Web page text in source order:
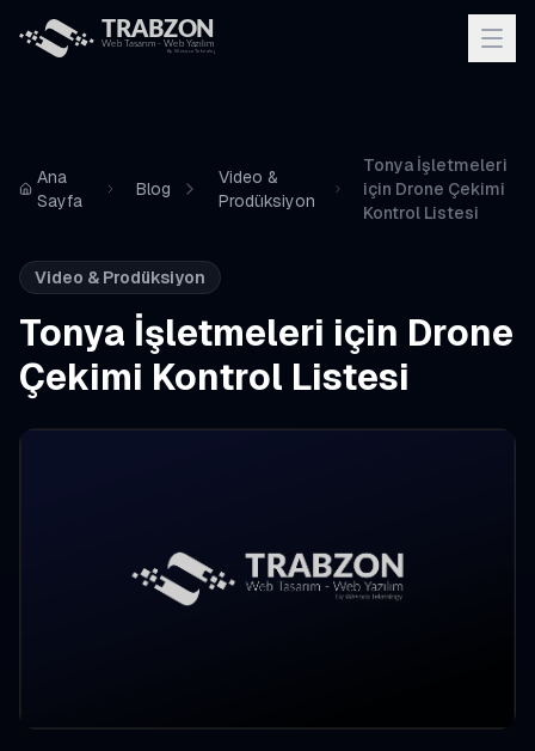
Ana
Sayfa
Blog
Video &
Prodüksiyon
Tonya İşletmeleri
için Drone Çekimi
Kontrol Listesi
Video & Prodüksiyon
Tonya İşletmeleri için Drone
Çekimi Kontrol Listesi